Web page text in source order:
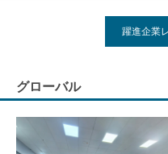
躍進企業
グローバル